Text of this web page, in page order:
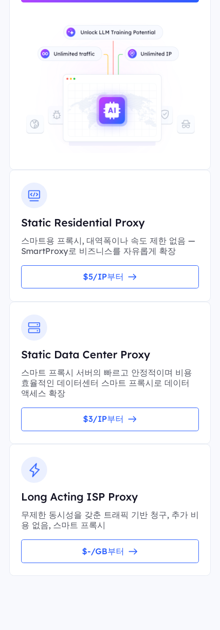
Static Residential Proxy
스마트용 프록시, 대역폭이나 속도 제한 없음 —
SmartProxy로 비즈니스를 자유롭게 확장
$5/IP부터
Static Data Center Proxy
스마트 프록시 서버의 빠르고 안정적이며 비용
효율적인 데이터센터 스마트 프록시로 데이터
액세스 확장
$3/IP부터
Long Acting ISP Proxy
무제한 동시성을 갖춘 트래픽 기반 청구, 추가 비
용 없음, 스마트 프록시
$-/GB부터